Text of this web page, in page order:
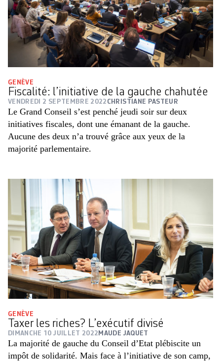
GENÈVE
Fiscalité: l’initiative de la gauche chahutée
VENDREDI 2 SEPTEMBRE 2022 CHRISTIANE PASTEUR
Le Grand Conseil s’est penché jeudi soir sur deux
initiatives fiscales, dont une émanant de la gauche.
Aucune des deux n’a trouvé grâce aux yeux de la
majorité parlementaire.
GENÈVE
Taxer les riches? L’exécutif divisé
DIMANCHE 10 JUILLET 2022 MAUDE JAQUET
La majorité de gauche du Conseil d’Etat plébiscite un
impôt de solidarité. Mais face à l’initiative de son camp,